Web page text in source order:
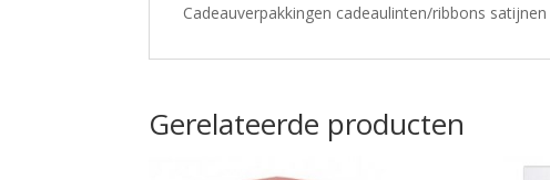
Cadeauverpakkingen cadeaulinten/ribbons
Gerelateerde producten